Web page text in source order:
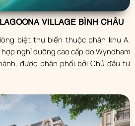
VILLAGE BÌNH CHÂU
biệt thự biển thuộc phân khu A.
nghỉ dưỡng cao cấp do Wyndham
được phân phối bởi Chủ đầu tư